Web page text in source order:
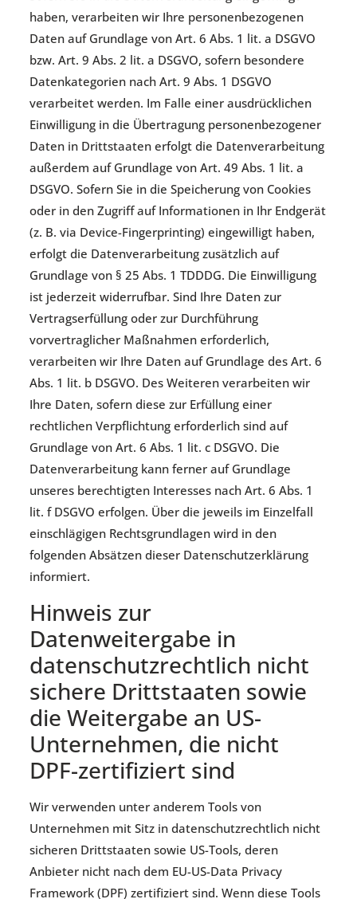
haben, verarbeiten wir Ihre personenbezogenen
Daten auf Grundlage von Art. 6 Abs. 1 lit. a DSGVO
bzw. Art. 9 Abs. 2 lit. a DSGVO, sofern besondere
Datenkategorien nach Art. 9 Abs. 1 DSGVO
verarbeitet werden. Im Falle einer ausdrücklichen
Einwilligung in die Übertragung personenbezogener
Daten in Drittstaaten erfolgt die Datenverarbeitung
außerdem auf Grundlage von Art. 49 Abs. 1 lit. a
DSGVO. Sofern Sie in die Speicherung von Cookies
oder in den Zugriff auf Informationen in Ihr Endgerät
(z. B. via Device-Fingerprinting) eingewilligt haben,
erfolgt die Datenverarbeitung zusätzlich auf
Grundlage von § 25 Abs. 1 TDDDG. Die Einwilligung
ist jederzeit widerrufbar. Sind Ihre Daten zur
Vertragserfüllung oder zur Durchführung
vorvertraglicher Maßnahmen erforderlich,
verarbeiten wir Ihre Daten auf Grundlage des Art. 6
Abs. 1 lit. b DSGVO. Des Weiteren verarbeiten wir
Ihre Daten, sofern diese zur Erfüllung einer
rechtlichen Verpflichtung erforderlich sind auf
Grundlage von Art. 6 Abs. 1 lit. c DSGVO. Die
Datenverarbeitung kann ferner auf Grundlage
unseres berechtigten Interesses nach Art. 6 Abs. 1
lit. f DSGVO erfolgen. Über die jeweils im Einzelfall
einschlägigen Rechtsgrundlagen wird in den
folgenden Absätzen dieser Datenschutzerklärung
informiert.
Hinweis zur
Datenweitergabe in
datenschutzrechtlich nicht
sichere Drittstaaten sowie
die Weitergabe an US-
Unternehmen, die nicht
DPF-zertifiziert sind
Wir verwenden unter anderem Tools von
Unternehmen mit Sitz in datenschutzrechtlich nicht
sicheren Drittstaaten sowie US-Tools, deren
Anbieter nicht nach dem EU-US-Data Privacy
Framework (DPF) zertifiziert sind. Wenn diese Tools